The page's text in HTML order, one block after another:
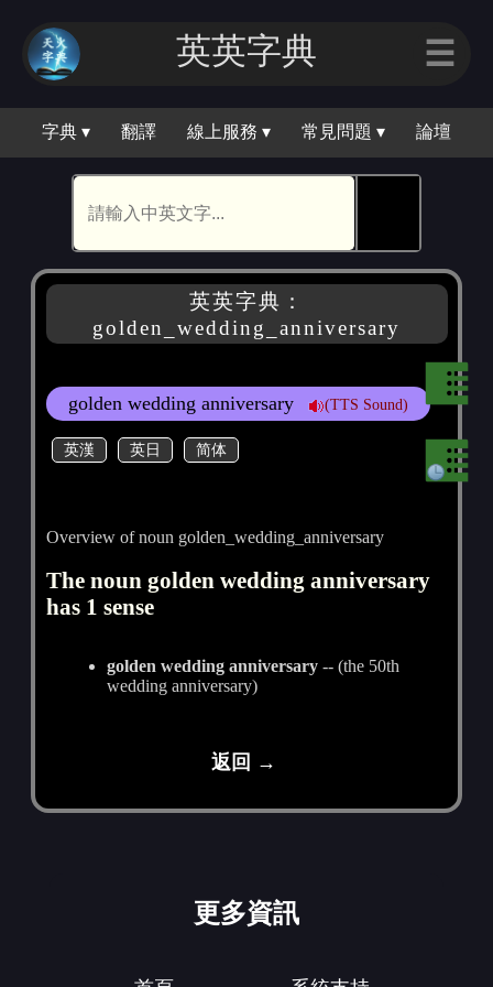
英英字典 ☰
字典 ▾ 翻譯 線上服務 ▾ 常見問題 ▾ 論壇
英英字典：
golden_wedding_anniversary
golden wedding anniversary (TTS Sound)
英漢 英日 简体
Overview of noun golden_wedding_anniversary
The noun golden wedding anniversary
has 1 sense
golden wedding anniversary -- (the 50th
wedding anniversary)
返回 →
更多資訊